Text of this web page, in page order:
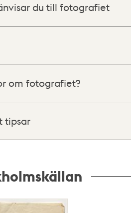
du till fotografiet
om fotografiet?
tipsar